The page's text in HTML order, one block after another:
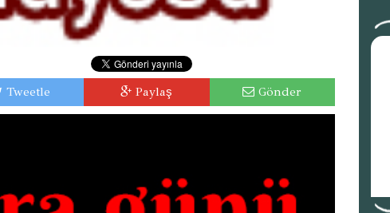
Tweetle Paylaş Gönder